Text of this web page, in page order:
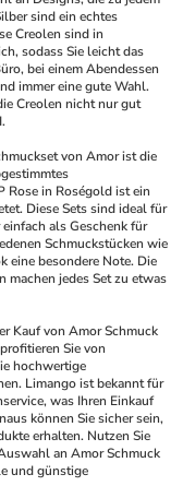
sind ein echtes
Creolen sind in
sodass Sie leicht das
bei einem Abendessen
immer eine gute Wahl.
Creolen nicht nur gut
von Amor ist die
Rose in Roségold ist ein
Diese Sets sind ideal für
als Geschenk für
Schmuckstücken wie
eine besondere Note. Die
machen jedes Set zu etwas
Kauf von Amor Schmuck
Sie von
hochwertige
Limango ist bekannt für
was Ihren Einkauf
können Sie sicher sein,
erhalten. Nutzen Sie
an Amor Schmuck
und günstige